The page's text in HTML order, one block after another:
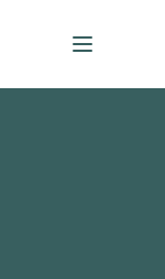
Open